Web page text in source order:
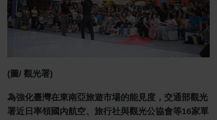
(圖/ 觀光署)
為強化臺灣在東南亞旅遊市場的能見度，交通部觀光
署近日率領國內航空、旅行社與觀光公協會等16家單